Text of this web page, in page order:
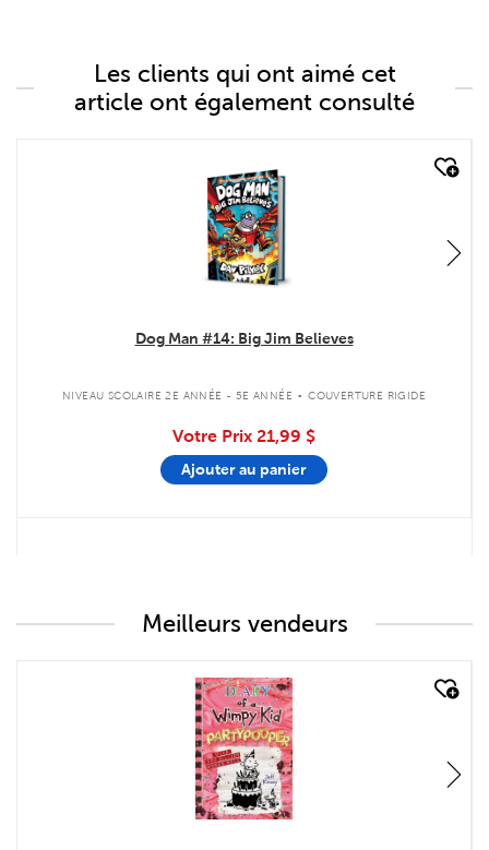
Les clients qui ont aimé cet
article ont également consulté
quick look
Dog Man #14: Big Jim Believes
NIVEAU SCOLAIRE 2E ANNÉE - 5E ANNÉE . COUVERTURE RIGIDE
Votre Prix 21,99 $
Ajouter au panier
Meilleurs vendeurs
quick look